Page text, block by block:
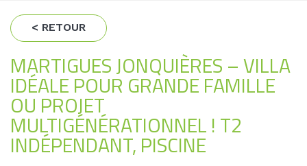
< RETOUR
MARTIGUES JONQUIÈRES – VILLA
IDÉALE POUR GRANDE FAMILLE
OU PROJET
MULTIGÉNÉRATIONNEL ! T2
INDÉPENDANT, PISCINE